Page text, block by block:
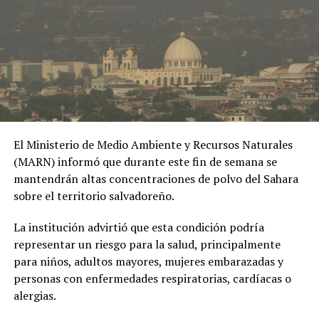
extramatrimoniales y el uso de material íntimo como
herramienta de chantaje.
#OPINE. El Gaula de la
Policía capturó en
Ibagué a una joven de
19 años señalada de
extorsionar al hombre
con quien sostuvo una
relación
extramatrimonial, a
quien amenazaba con
exponer material íntimo
y contarle a su esposa
El Ministerio de Medio Ambiente y Recursos Naturales
(MARN) informó que durante este fin de semana se
mantendrán altas concentraciones de polvo del Sahara
sobre el territorio salvadoreño.
La institución advirtió que esta condición podría
representar un riesgo para la salud, principalmente
para niños, adultos mayores, mujeres embarazadas y
personas con enfermedades respiratorias, cardíacas o
alergias.